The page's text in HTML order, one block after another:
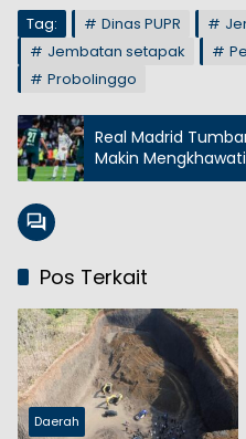
Tag: Dinas PUPR
Jembatan setapak
Probolinggo
Real Madrid
Makin
Pos Terkait
Daerah